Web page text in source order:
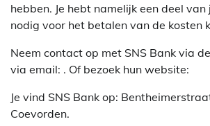
hebben. Je hebt namelijk een deel
nodig voor het betalen van de kosten
Neem contact op met SNS Bank via
via email: . Of bezoek hun website:
Je vind SNS Bank op:
Coevorden.